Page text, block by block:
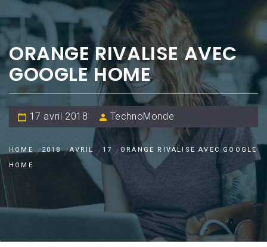
ORANGE RIVALISE AVEC
GOOGLE HOME
17 avril 2018 TechnoMonde
HOME 2018 AVRIL 17
ORANGE RIVALISE AVEC GOOGLE
HOME